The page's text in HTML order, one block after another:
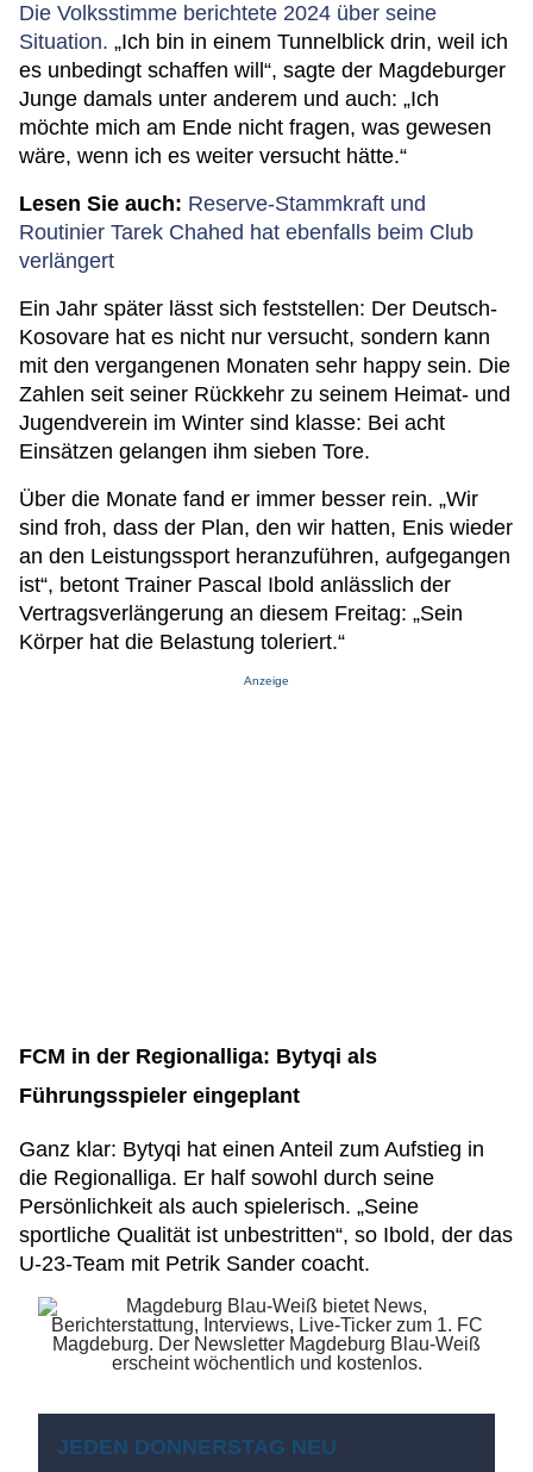
Die Volksstimme berichtete 2024 über seine
Situation. „Ich bin in einem Tunnelblick drin, weil ich
es unbedingt schaffen will“, sagte der Magdeburger
Junge damals unter anderem und auch: „Ich
möchte mich am Ende nicht fragen, was gewesen
wäre, wenn ich es weiter versucht hätte.“
Lesen Sie auch: Reserve-Stammkraft und
Routinier Tarek Chahed hat ebenfalls beim Club
verlängert
Ein Jahr später lässt sich feststellen: Der Deutsch-
Kosovare hat es nicht nur versucht, sondern kann
mit den vergangenen Monaten sehr happy sein. Die
Zahlen seit seiner Rückkehr zu seinem Heimat- und
Jugendverein im Winter sind klasse: Bei acht
Einsätzen gelangen ihm sieben Tore.
Über die Monate fand er immer besser rein. „Wir
sind froh, dass der Plan, den wir hatten, Enis wieder
an den Leistungssport heranzuführen, aufgegangen
ist“, betont Trainer Pascal Ibold anlässlich der
Vertragsverlängerung an diesem Freitag: „Sein
Körper hat die Belastung toleriert.“
Anzeige
FCM in der Regionalliga: Bytyqi als
Führungsspieler eingeplant
Ganz klar: Bytyqi hat einen Anteil zum Aufstieg in
die Regionalliga. Er half sowohl durch seine
Persönlichkeit als auch spielerisch. „Seine
sportliche Qualität ist unbestritten“, so Ibold, der das
U-23-Team mit Petrik Sander coacht.
JEDEN DONNERSTAG NEU